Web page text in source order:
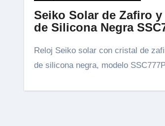
Seiko Solar de Zafiro y
de Silicona Negra
Reloj Seiko solar con cristal de zafiro y correa
de silicona negra, modelo